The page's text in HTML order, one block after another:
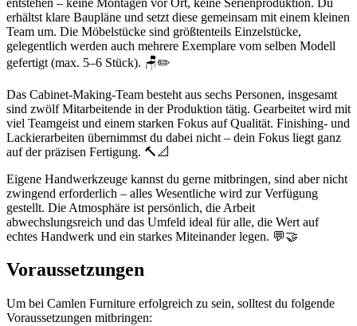
erhältst klare Baupläne und setzt diese gemeinsam mit einem kleinen
Team um. Die Möbelstücke sind größtenteils Einzelstücke,
gelegentlich werden auch mehrere Exemplare vom selben Modell
gefertigt (max. 5–6 Stück). 🪑✏️
Das Cabinet-Making-Team besteht aus sechs Personen, insgesamt
sind zwölf Mitarbeitende in der Produktion tätig. Gearbeitet wird mit
viel Teamgeist und einem starken Fokus auf Qualität. Finishing- und
Lackierarbeiten übernimmst du dabei nicht – dein Fokus liegt ganz
auf der präzisen Fertigung. 🔨📐
Eigene Handwerkzeuge kannst du gerne mitbringen, sind aber nicht
zwingend erforderlich – alles Wesentliche wird zur Verfügung
gestellt. Die Atmosphäre ist persönlich, die Arbeit
abwechslungsreich und das Umfeld ideal für alle, die Wert auf
echtes Handwerk und ein starkes Miteinander legen. 💬🤝
Voraussetzungen
Um bei Camlen Furniture erfolgreich zu sein, solltest du folgende
Voraussetzungen mitbringen: